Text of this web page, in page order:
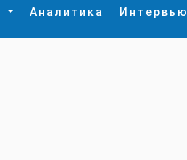
Аналитика Интервью